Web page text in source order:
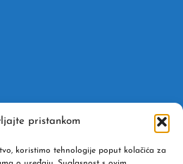
pristankom
koristimo tehnologije poput kolačića za
turistička agencija